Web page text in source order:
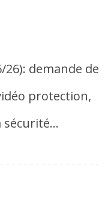
26): demande de
protection,
sécurité…